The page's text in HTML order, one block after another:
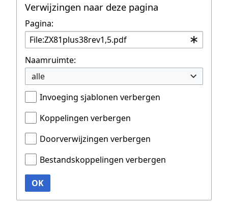
Verwijzingen naar deze pagina
Pagina:
Naamruimte:
alle
Invoeging sjablonen verbergen
Koppelingen verbergen
Doorverwijzingen verbergen
Bestandskoppelingen verbergen
OK